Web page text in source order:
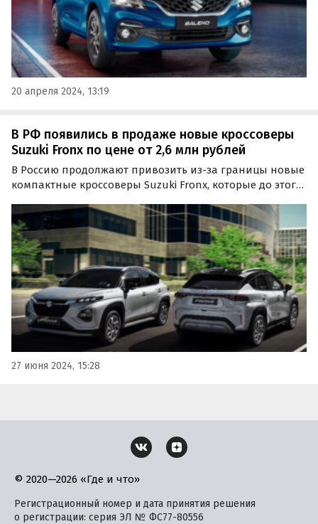
20 апреля 2024, 13:19
В РФ появились в продаже новые кроссоверы
Suzuki Fronx по цене от 2,6 млн рублей
В Россию продолжают привозить из-за границы новые
компактные кроссоверы Suzuki Fronx, которые до этого
официально.
27 июня 2024, 15:28
© 2020—2026 «Где и что»
Регистрационный номер и дата принятия решения
о регистрации: серия ЭЛ № ФС77-80556